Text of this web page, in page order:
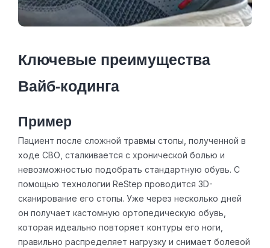
Ключевые преимущества
Вайб‑кодинга
Пример
Пациент после сложной травмы стопы, полученной в
ходе СВО, сталкивается с хронической болью и
невозможностью подобрать стандартную обувь. С
помощью технологии ReStep проводится 3D-
сканирование его стопы. Уже через несколько дней
он получает кастомную ортопедическую обувь,
которая идеально повторяет контуры его ноги,
правильно распределяет нагрузку и снимает болевой